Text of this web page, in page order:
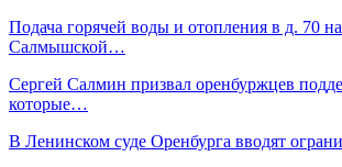
Подача горячей воды и отопления в д. 70
Салмышской…
Сергей Салмин призвал оренбуржцев
которые…
В Ленинском суде Оренбурга вводят